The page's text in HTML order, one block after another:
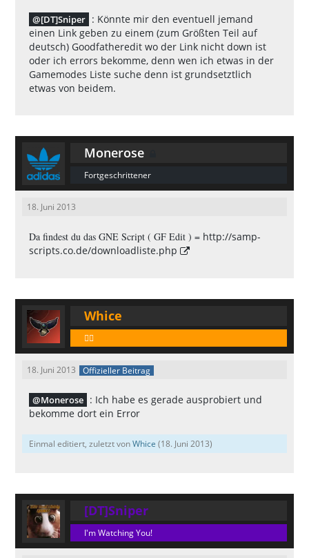
[DT]Sniper : Könnte mir den eventuell jemand
einen Link geben zu einem (zum Größten Teil auf
deutsch) Goodfatheredit wo der Link nicht down ist
oder ich errors bekomme, denn wen ich etwas in der
Gamemodes Liste suche denn ist grundsetztlich
etwas von beidem.
Monerose
Fortgeschrittener
18. Juni 2013
Da findest du das GNE Script ( GF Edit ) = http://samp-
scripts.co.de/downloadliste.php
Whice
🕵️‍♂️
18. Juni 2013 Offizieller Beitrag
Monerose : Ich habe es gerade ausprobiert und
bekomme dort ein Error
Einmal editiert, zuletzt vonWhice (18. Juni 2013)
[DT]Sniper
I'm Watching You!